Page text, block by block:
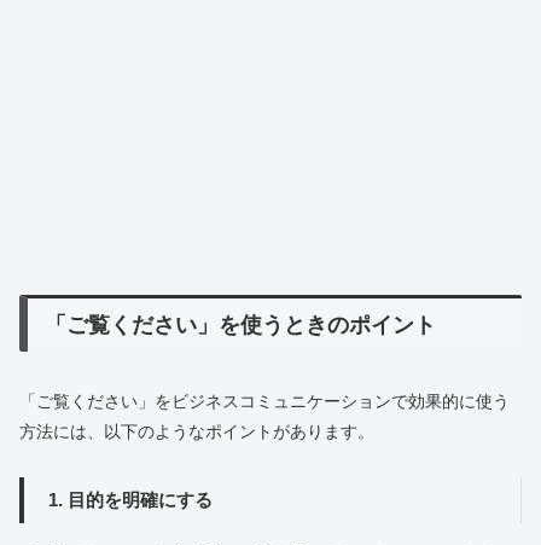
「ご覧ください」を使うときのポイント
「ご覧ください」をビジネスコミュニケーションで効果的に使う
方法には、以下のようなポイントがあります。
1. 目的を明確にする